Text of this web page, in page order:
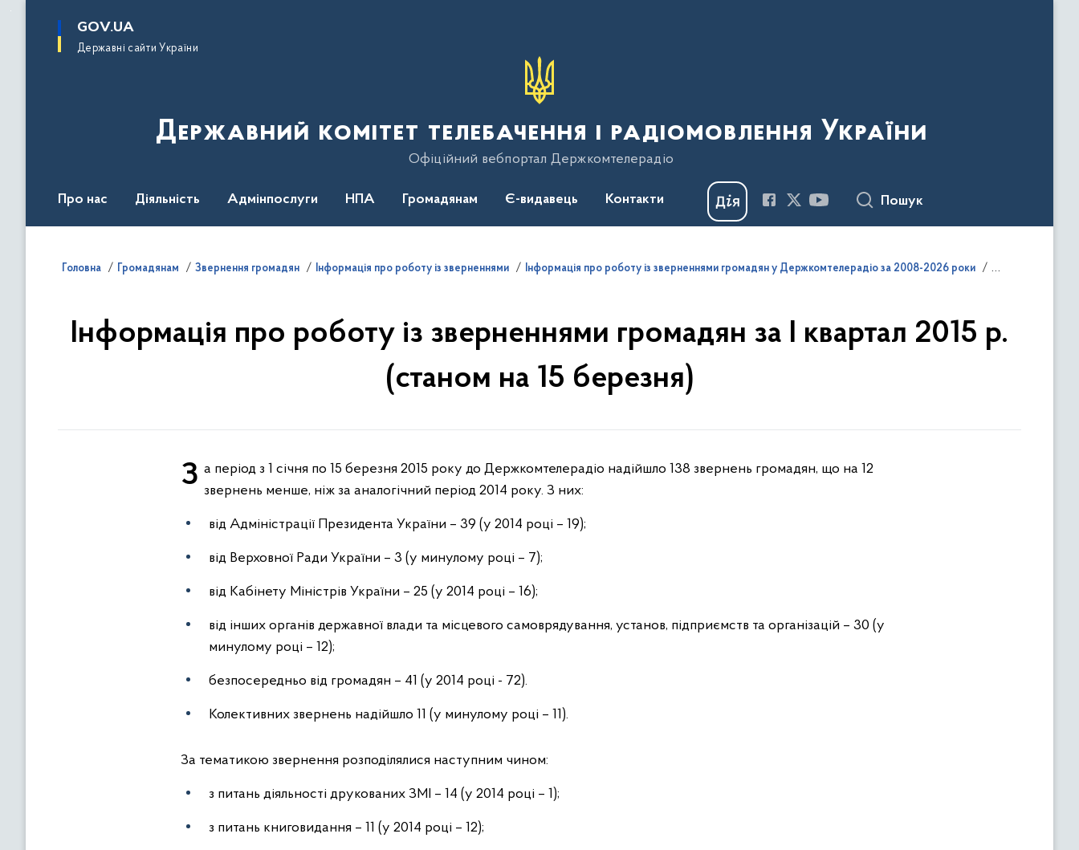
основного
GOV.UA
Державні сайти України
Державний комітет телебачення і радіомовлення України
Офіційний вебпортал Держкомтелерадіо
Про нас Діяльність Адмінпослуги НПА Громадянам Є-видавець Контакти Пошук
Головна Громадянам Звернення громадян Інформація про роботу із зверненнями Інформація про роботу із зверненнями громадян у Держкомтелерадіо за 2008-2026 роки
Інформація про роботу із зверненнями громадян за І квартал 2015 р.
(станом на 15 березня)
За період з 1 січня по 15 березня 2015 року до Держкомтелерадіо надійшло 138 звернень громадян, що на 12 звернень менше, ніж за аналогічний період 2014 року. З них:
від Адміністрації Президента України – 39 (у 2014 році – 19);
від Верховної Ради України – 3 (у минулому році – 7);
від Кабінету Міністрів України – 25 (у 2014 році – 16);
від інших органів державної влади та місцевого самоврядування, установ, підприємств та організацій – 30 (у
минулому році – 12);
безпосередньо від громадян – 41 (у 2014 році - 72).
Колективних звернень надійшло 11 (у минулому році – 11).
За тематикою звернення розподілялися наступним чином:
з питань діяльності друкованих ЗМІ – 14 (у 2014 році – 1);
з питань книговидання – 11 (у 2014 році – 12);